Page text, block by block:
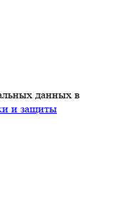
данных в
и защиты